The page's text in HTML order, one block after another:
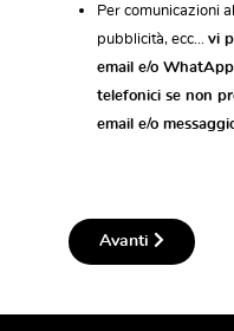
Per comunicazioni
pubblicità, ecc... vi
email e/o
telefonici se non
email e/o
Articolo
Avanti